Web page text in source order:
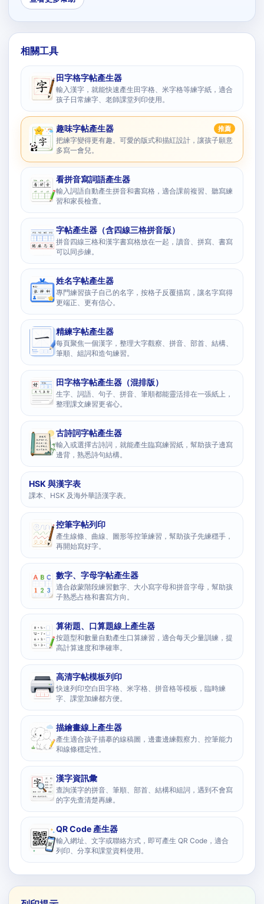
相關工具
田字格字帖產生器
輸入漢字，就能快速產生田字格、米字格等練字紙，適合
孩子日常練字、老師課堂列印使用。
趣味字帖產生器 推薦
把練字變得更有趣。可愛的版式和描紅設計，讓孩子願意
多寫一會兒。
看拼音寫詞語產生器
輸入詞語自動產生拼音和書寫格，適合課前複習、聽寫練
習和家長檢查。
字帖產生器（含四線三格拼音版）
拼音四線三格和漢字書寫格放在一起，讀音、拼寫、書寫
可以同步練。
姓名字帖產生器
專門練習孩子自己的名字，按格子反覆描寫，讓名字寫得
更端正、更有信心。
精練字帖產生器
每頁聚焦一個漢字，整理大字觀察、拼音、部首、結構、
筆順、組詞和造句練習。
田字格字帖產生器（混排版）
生字、詞語、句子、拼音、筆順都能靈活排在一張紙上，
整理課文練習更省心。
古詩詞字帖產生器
輸入或選擇古詩詞，就能產生臨寫練習紙，幫助孩子邊寫
邊背，熟悉詩句結構。
HSK 與漢字表
課本、HSK 及海外華語漢字表。
控筆字帖列印
產生線條、曲線、圖形等控筆練習，幫助孩子先練穩手，
再開始寫好字。
數字、字母字帖產生器
適合啟蒙階段練習數字、大小寫字母和拼音字母，幫助孩
子熟悉占格和書寫方向。
算術題、口算題線上產生器
按題型和數量自動產生口算練習，適合每天少量訓練，提
高計算速度和準確率。
高清字帖模板列印
快速列印空白田字格、米字格、拼音格等模板，臨時練
字、課堂加練都方便。
描繪畫線上產生器
產生適合孩子描摹的線稿圖，邊畫邊練觀察力、控筆能力
和線條穩定性。
漢字資訊彙
查詢漢字的拼音、筆順、部首、結構和組詞，遇到不會寫
的字先查清楚再練。
QR Code 產生器
輸入網址、文字或聯絡方式，即可產生 QR Code，適合
列印、分享和課堂資料使用。